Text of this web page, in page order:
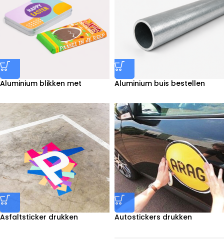
Aluminium blikken met
Aluminium buis bestellen
Asfaltsticker drukken Autostickers drukken